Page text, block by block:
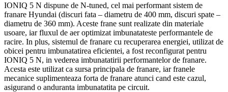
IONIQ 5 N dispune de N-tuned, cel mai performant sistem de
franare Hyundai (discuri fata – diametru de 400 mm, discuri spate –
diametru de 360 mm). Aceste frane sunt realizate din materiale
usoare, iar fluxul de aer optimizat imbunatateste performantele de
racire. In plus, sistemul de franare cu recuperarea energiei, utilizat de
obicei pentru imbunatatirea eficientei, a fost reconfigurat pentru
IONIQ 5 N, in vederea imbunatatirii performantelor de franare.
Acesta este utilizat ca sursa principala de franare, iar franele
mecanice suplimenteaza forta de franare atunci cand este cazul,
asigurand o anduranta imbunatatita pe circuit.